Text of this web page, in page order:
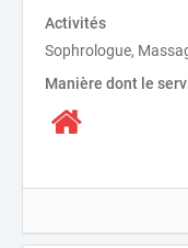
Activités
Sophrologue,
Manière dont le